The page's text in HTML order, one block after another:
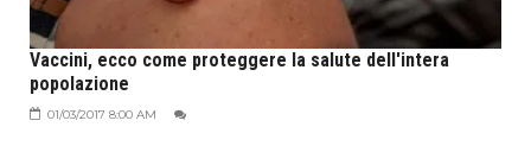
Vaccini, ecco come proteggere la salute dell'intera
popolazione
01/03/2017 8:00 AM